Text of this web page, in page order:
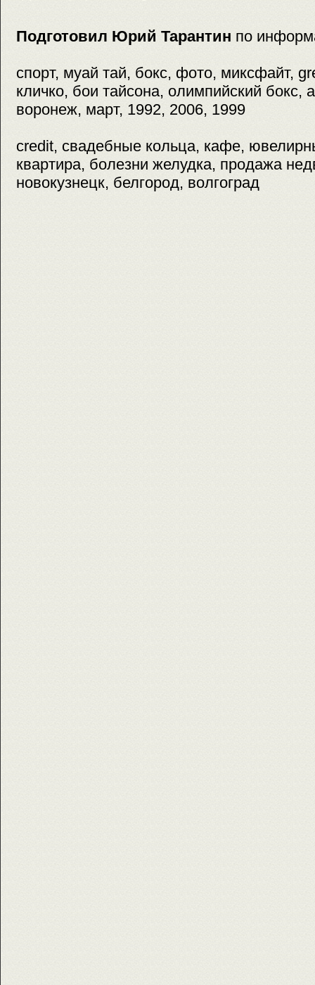
Подготовил Юрий Тарантин по
спорт, муай тай, бокс, фото, миксфайт,
кличко, бои тайсона, олимпийский бокс,
воронеж, март, 1992, 2006, 1999
credit, свадебные кольца, кафе,
квартира, болезни желудка, продажа
новокузнецк, белгород, волгоград